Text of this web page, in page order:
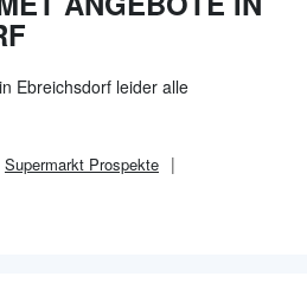
Ebreichsdorf leider alle
Supermarkt Prospekte